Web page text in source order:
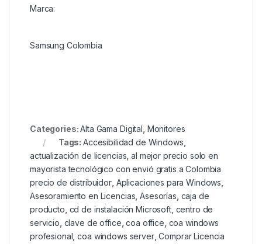
Marca:
Samsung Colombia
Categories:Alta Gama Digital Monitores
Tags:Accesibilidad de Windows
actualización de licencias ,al mejor precio solo en
mayorista tecnológico con envió gratis a Colombia
precio de distribuidor, Aplicaciones para Windows
Asesoramiento en Licencias ,Asesorías caja de
producto cd de instalación Microsoft, centro de
servicio clave de office ,coa office coa windows
profesional ,coa windows server,Comprar Licencia